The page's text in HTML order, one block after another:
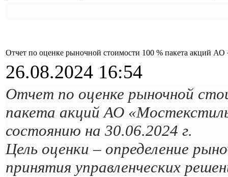
Отчет по оценке рыночной стоимости 100 % пакета акций
26.08.2024 16:54
Отчет по оценке рыночной
пакета акций АО
состоянию на 30.06.2024 г.
Цель оценки – определение
принятия управленческих